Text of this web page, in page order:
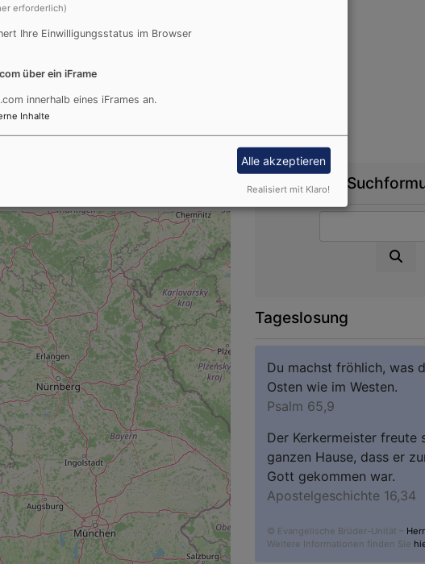
Suche
Tageslosung
Du machst fröhlich, was
Osten wie im Westen.
Psalm 65,9
Der Kerkermeister freute
ganzen Hause, dass er
Gott gekommen war.
Apostelgeschichte 16,34
© Evangelische Brüder-Unität –
Weitere Informationen finden Sie
erforderlich)
Ihre Einwilligungsstatus im Browser
über ein iFrame
innerhalb eines iFrames an.
Inhalte
Alle akzeptieren
Realisiert mit Klaro!